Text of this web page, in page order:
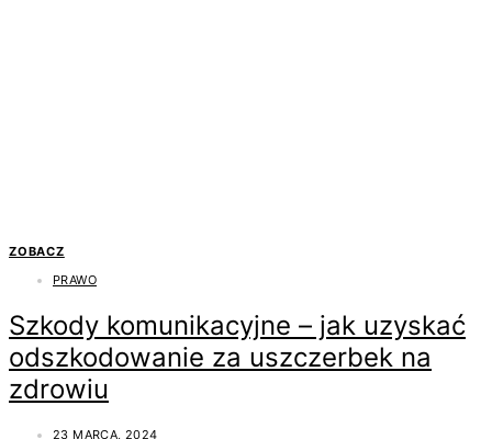
ZOBACZ
PRAWO
Szkody komunikacyjne – jak uzyskać
odszkodowanie za uszczerbek na
zdrowiu
23 MARCA, 2024